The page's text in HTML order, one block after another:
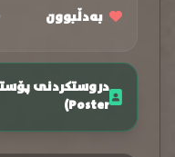
بەدڵبوون
Poster)